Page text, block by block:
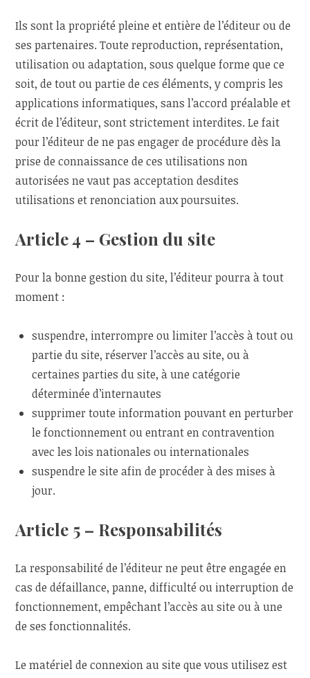
Ils sont la propriété pleine et entière de l’éditeur ou de
ses partenaires. Toute reproduction, représentation,
utilisation ou adaptation, sous quelque forme que ce
soit, de tout ou partie de ces éléments, y compris les
applications informatiques, sans l’accord préalable et
écrit de l’éditeur, sont strictement interdites. Le fait
pour l’éditeur de ne pas engager de procédure dès la
prise de connaissance de ces utilisations non
autorisées ne vaut pas acceptation desdites
utilisations et renonciation aux poursuites.
Article 4 – Gestion du site
Pour la bonne gestion du site, l’éditeur pourra à tout
moment :
suspendre, interrompre ou limiter l’accès à tout ou
partie du site, réserver l’accès au site, ou à
certaines parties du site, à une catégorie
déterminée d’internautes
supprimer toute information pouvant en perturber
le fonctionnement ou entrant en contravention
avec les lois nationales ou internationales
suspendre le site afin de procéder à des mises à
jour.
Article 5 – Responsabilités
La responsabilité de l’éditeur ne peut être engagée en
cas de défaillance, panne, difficulté ou interruption de
fonctionnement, empêchant l’accès au site ou à une
de ses fonctionnalités.
Le matériel de connexion au site que vous utilisez est